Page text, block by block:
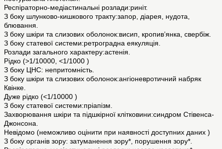
Респіраторно-медіастинальні розлади:риніт.
З боку шлунково-кишкового тракту:запор, діарея, нудота,
блювання.
З боку шкіри та слизових оболонок:висип, кропив’янка, свербіж.
З боку статевої системи:ретроградна еякуляція.
Розлади загального характеру:астенія.
Рідко (>1/10000, <1/1000 )
З боку ЦНС: непритомність.
З боку шкіри та слизових оболонок:ангіоневротичний набряк
Квінке.
Дуже рідко (<1/10000 )
З боку статевої системи:пріапізм.
Захворювання шкіри та підшкірної клітковини:синдром Стівенса-
Джонсона.
Невідомо (неможливо оцінити при наявності доступних даних )
З боку органів зору: затуманення зору*, порушення зору*.